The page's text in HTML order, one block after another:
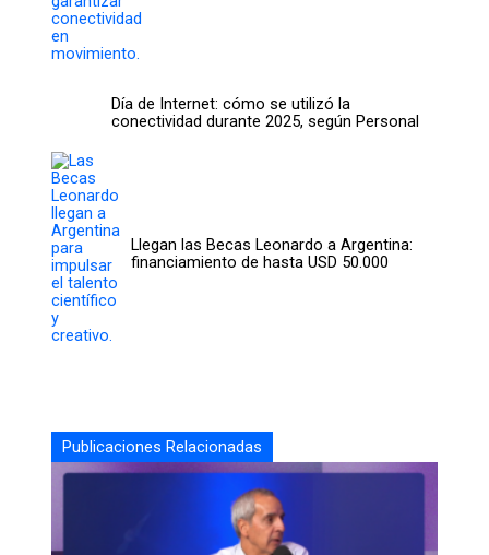
Día de Internet: cómo se utilizó la
conectividad durante 2025, según Personal
Llegan las Becas Leonardo a Argentina:
financiamiento de hasta USD 50.000
Publicaciones Relacionadas